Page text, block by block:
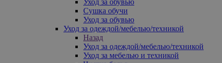
Сушка обучи
Уход за обувью
Уход за одеждой/мебелью/техникой
Назад
Уход за одеждой/мебелью/техникой
Уход за мебелью и техникой